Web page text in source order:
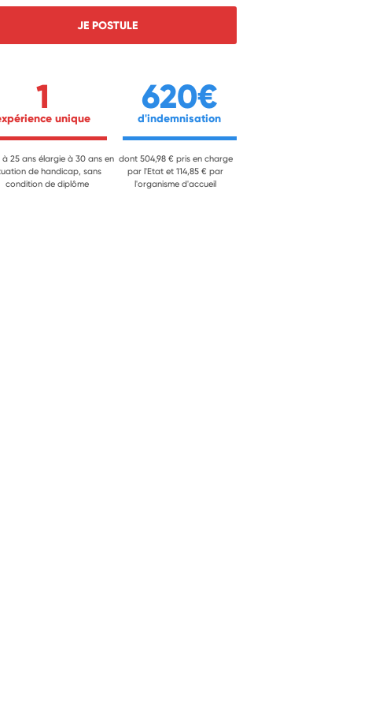
JE POSTULE
1
unique
à 25 ans élargie à 30 ans en
de handicap, sans
condition de diplôme
620€
d'indemnisation
dont 504,98 € pris en charge
par l'Etat et 114,85 € par
l'organisme d'accueil